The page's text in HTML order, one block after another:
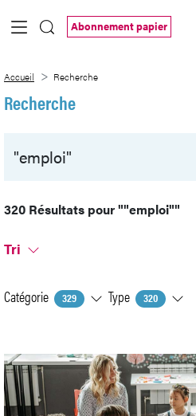
Saut au contenu principal
Abonnement papier
Accueil Recherche
Recherche
320 Résultats pour""emploi""
Tri
Catégorie 329 Type 320